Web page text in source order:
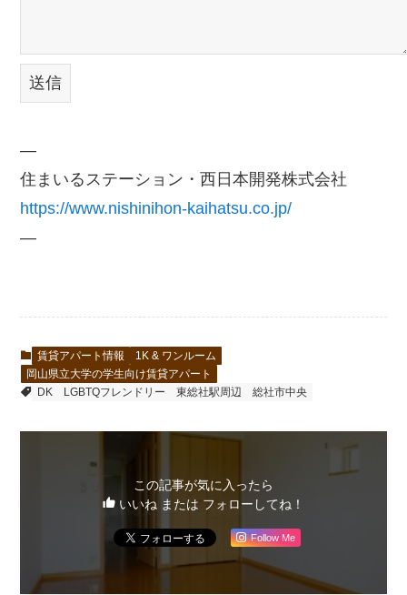
—
住まいるステーション・西日本開発株式会社
https://www.nishinihon-kaihatsu.co.jp/
—
賃貸アパート情報
1K & ワンルーム
岡山県立大学の学生向け賃貸アパート
DK
LGBTQフレンドリー 東総社駅周辺 総社市中央
この記事が気に入ったら
いいね または フォローしてね！
Follow Me